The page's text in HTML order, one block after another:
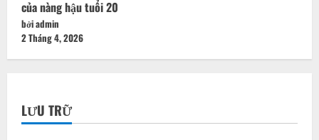
Tháng 6 2026
Tháng 5 2026
Tháng 3 2026